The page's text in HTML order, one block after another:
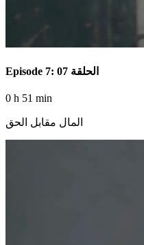
Episode 7: الحلقة 07
0 h 51 min
المال مقابل الحق